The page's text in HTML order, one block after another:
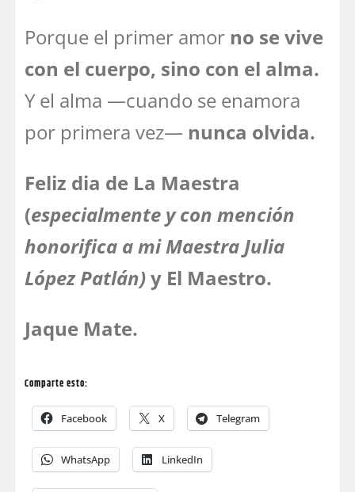
Porque el primer amor no se vive
con el cuerpo, sino con el alma.
Y el alma —cuando se enamora
por primera vez— nunca olvida.
Feliz dia de La Maestra
(especialmente y con mención
honorifica a mi Maestra Julia
López Patlán)y El Maestro.
Jaque Mate.
Comparte esto:
Facebook X Telegram
WhatsApp LinkedIn